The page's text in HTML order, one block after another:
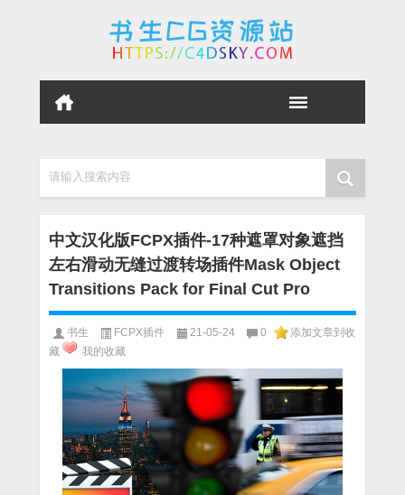
请输入搜索内容
中文汉化版FCPX插件-17种遮罩对象遮挡
左右滑动无缝过渡转场插件Mask Object
Transitions Pack for Final Cut Pro
书生 FCPX插件 21-05-24 0
添加文章到收
藏
我的收藏